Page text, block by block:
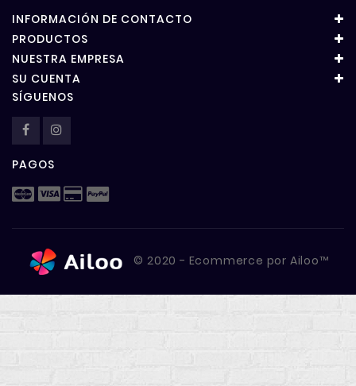
INFORMACIÓN DE CONTACTO
PRODUCTOS
NUESTRA EMPRESA
SU CUENTA
SÍGUENOS
PAGOS
© 2020 - Ecommerce por Ailoo™